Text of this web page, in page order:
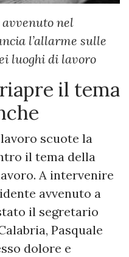
avvenuto nel
l’allarme sulle
luoghi di lavoro
il tema
scuote la
il tema della
A intervenire
avvenuto a
il segretario
Pasquale
dolore e